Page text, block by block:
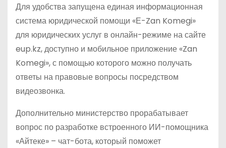
Для удобства запущена единая информационная
система юридической помощи «Е-Zan Komegi»
для юридических услуг в онлайн-режиме на сайте
eup.kz, доступно и мобильное приложение «Zan
Komegi», с помощью которого можно получать
ответы на правовые вопросы посредством
видеозвонка.
Дополнительно министерство прорабатывает
вопрос по разработке встроенного ИИ-помощника
«Айтеке» – чат-бота, который поможет